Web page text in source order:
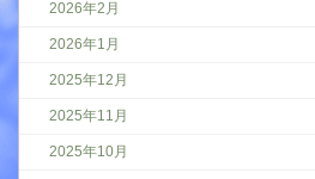
2026年2月
2026年1月
2025年12月
2025年11月
2025年10月